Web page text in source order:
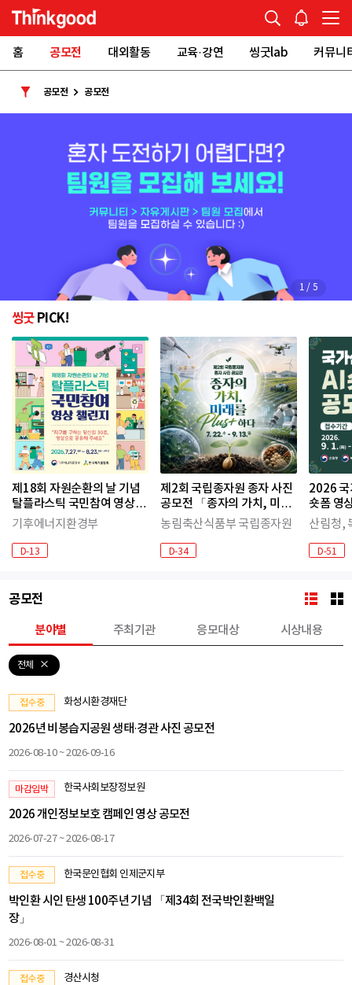
홈 공모전 대외활동 교육·강연 씽굿lab 커뮤니
공모전 공모전
1 / 5
씽굿PICK!
제18회 자원순환의 날 기념
탈플라스틱 국민참여 영상 챌
린지
기후에너지환경부
D-13
제2회 국립종자원 종자 사진
공모전 「종자의 가치, 미래
를 Plus「+」하다」
농림축산식품부 국립종자원
D-34
2026 국
숏폼 영
산림청,
D-51
공모전
분야별 주최기관 응모대상 시상내용
전체
접수중 화성시환경재단
2026년 비봉습지공원 생태·경관 사진 공모전
2026-08-10 ~ 2026-09-16
마감임박 한국사회보장정보원
2026 개인정보보호 캠페인 영상 공모전
2026-07-27 ~ 2026-08-17
접수중 한국문인협회 인제군지부
박인환 시인 탄생 100주년 기념 「제34회 전국박인환백일
장」
2026-08-01 ~ 2026-08-31
접수중 경산시청